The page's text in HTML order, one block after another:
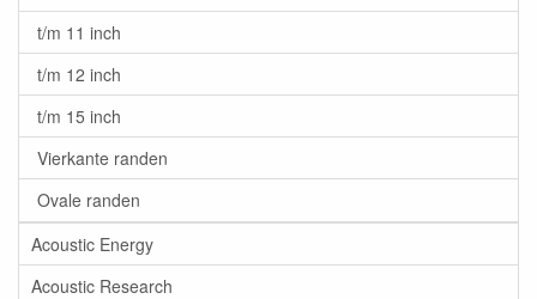
t/m 11 inch
t/m 12 inch
t/m 15 inch
Vierkante randen
Ovale randen
Acoustic Energy
Acoustic Research